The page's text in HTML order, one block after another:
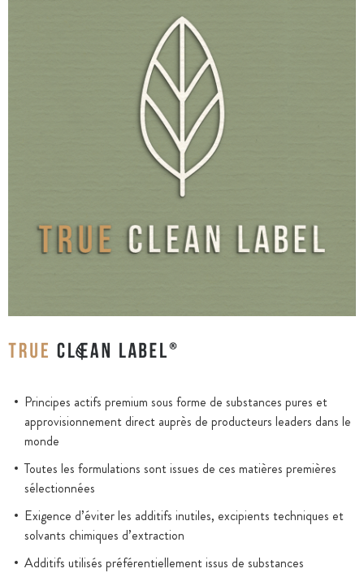
Principes actifs premium sous forme de substances pures et
approvisionnement direct auprès de producteurs leaders dans le
monde
Toutes les formulations sont issues de ces matières premières
sélectionnées
Exigence d’éviter les additifs inutiles, excipients techniques et
solvants chimiques d’extraction
Additifs utilisés préférentiellement issus de substances